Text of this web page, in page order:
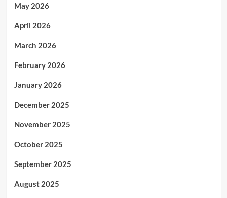
May 2026
April 2026
March 2026
February 2026
January 2026
December 2025
November 2025
October 2025
September 2025
August 2025